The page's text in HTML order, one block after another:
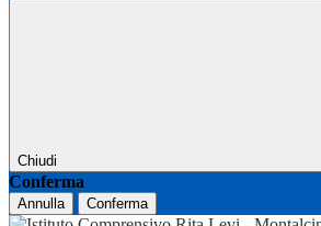
Chiudi
Conferma
Annulla Conferma